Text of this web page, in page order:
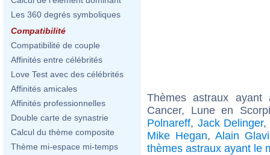
Les 360 degrés symboliques
Compatibilité
Compatibilité de couple
Affinités entre célébrités
Love Test avec des célébrités
Affinités amicales
Affinités professionnelles
Double carte de synastrie
Calcul du thème composite
Thème mi-espace mi-temps
Thèmes astraux
Cancer, Lune en
Polnareff, Jack Delinger,
Mike Hegan, Alain
thèmes astraux ayant le